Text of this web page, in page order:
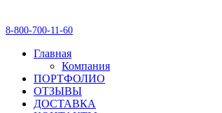
8-800-700-11-60
Главная
Компания
ПОРТФОЛИО
ОТЗЫВЫ
ДОСТАВКА